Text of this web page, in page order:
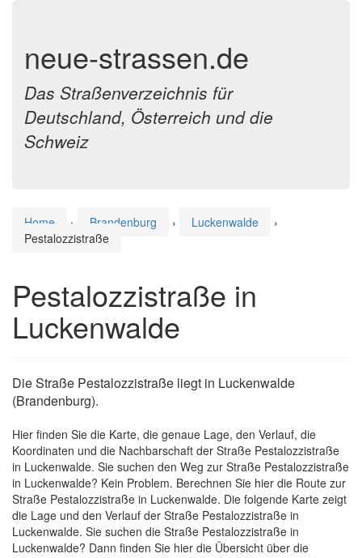
neue-strassen.de
Das Straßenverzeichnis für
Deutschland, Österreich und die
Schweiz
Home › Brandenburg › Luckenwalde
›
Pestalozzistraße
Pestalozzistraße in
Luckenwalde
Die Straße Pestalozzistraße liegt in Luckenwalde
(Brandenburg).
Hier finden Sie die Karte, die genaue Lage, den Verlauf, die
Koordinaten und die Nachbarschaft der Straße Pestalozzistraße
in Luckenwalde. Sie suchen den Weg zur Straße Pestalozzistraße
in Luckenwalde? Kein Problem. Berechnen Sie hier die Route zur
Straße Pestalozzistraße in Luckenwalde. Die folgende Karte zeigt
die Lage und den Verlauf der Straße Pestalozzistraße in
Luckenwalde. Sie suchen die Straße Pestalozzistraße in
Luckenwalde? Dann finden Sie hier die Übersicht über die